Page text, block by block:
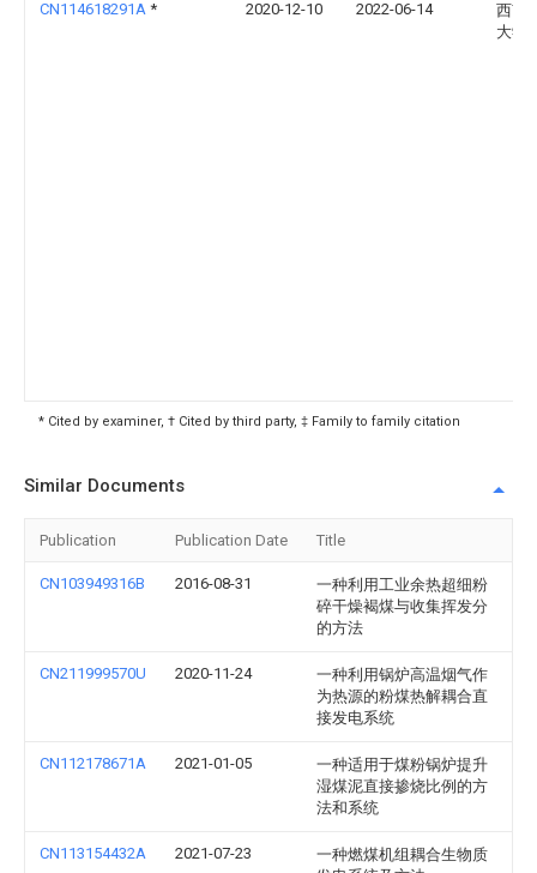
CN114618291A * 2020-12-10 2022-06-14
西南
大学
* Cited by examiner, † Cited by third party, ‡ Family to family citation
Similar Documents
Publication Publication Date Title
CN103949316B 2016-08-31
一种利用工业余热超细粉
碎干燥褐煤与收集挥发分
的方法
CN211999570U 2020-11-24
一种利用锅炉高温烟气作
为热源的粉煤热解耦合直
接发电系统
CN112178671A 2021-01-05
一种适用于煤粉锅炉提升
湿煤泥直接掺烧比例的方
法和系统
CN113154432A 2021-07-23
一种燃煤机组耦合生物质